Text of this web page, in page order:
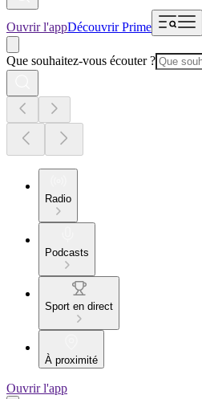
Ouvrir l'appDécouvrir Prime
Que souhaitez-vous écouter ?
Radio
Podcasts
Sport en direct
À proximité
Ouvrir l'app